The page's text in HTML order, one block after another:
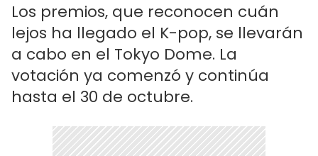
Los premios, que reconocen cuán
lejos ha llegado el K-pop, se llevarán
a cabo en el Tokyo Dome. La
votación ya comenzó y continúa
hasta el 30 de octubre.